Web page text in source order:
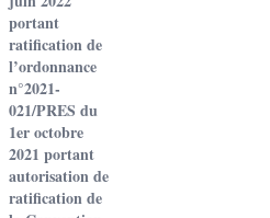
portant
ratification de
l’ordonnance
n°2021-
021/PRES du
1er octobre
2021 portant
autorisation de
ratification de